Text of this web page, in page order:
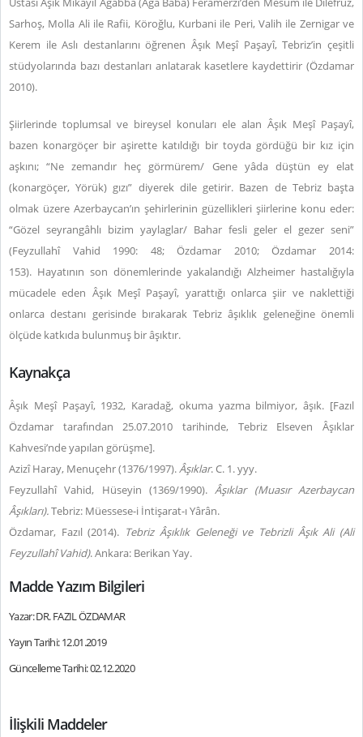
Sarhoş, Molla Ali ile Rafii, Köroğlu, Kurbani ile Peri, Valih ile Zernigar ve
Kerem ile Aslı destanlarını öğrenen Âşık Meşî Paşayî, Tebriz’in çeşitli
stüdyolarında bazı destanları anlatarak kasetlere kaydettirir (Özdamar
2010).
Şiirlerinde toplumsal ve bireysel konuları ele alan Âşık Meşî Paşayî,
bazen konargöçer bir aşirette katıldığı bir toyda gördüğü bir kız için
aşkını; “Ne zemandır heç görmürem/ Gene yâda düştün ey elat
(konargöçer, Yörük) gızı” diyerek dile getirir. Bazen de Tebriz başta
olmak üzere Azerbaycan’ın şehirlerinin güzellikleri şiirlerine konu eder:
“Gözel seyrangâhlı bizim yaylaglar/ Bahar fesli geler el gezer seni”
(Feyzullahî Vahid 1990: 48; Özdamar 2010; Özdamar 2014:
153). Hayatının son dönemlerinde yakalandığı Alzheimer hastalığıyla
mücadele eden Âşık Meşî Paşayî, yarattığı onlarca şiir ve naklettiği
onlarca destanı gerisinde bırakarak Tebriz âşıklık geleneğine önemli
ölçüde katkıda bulunmuş bir âşıktır.
Kaynakça
Âşık Meşî Paşayî, 1932, Karadağ, okuma yazma bilmiyor, âşık. [Fazıl
Özdamar tarafından 25.07.2010 tarihinde, Tebriz Elseven Âşıklar
Kahvesi’nde yapılan görüşme].
Azizî Haray, Menuçehr (1376/1997).Âşıklar. C. 1. yyy.
Feyzullahî Vahid, Hüseyin (1369/1990).Âşıklar (Muasır Azerbaycan
Âşıkları).Tebriz: Müessese-i İntişarat-ı Yârân.
Özdamar, Fazıl (2014). Tebriz Âşıklık Geleneği ve Tebrizli Âşık Ali (Ali
Feyzullahî Vahid). Ankara: Berikan Yay.
Madde Yazım Bilgileri
Yazar: DR. FAZIL ÖZDAMAR
Yayın Tarihi: 12.01.2019
Güncelleme Tarihi: 02.12.2020
İlişkili Maddeler